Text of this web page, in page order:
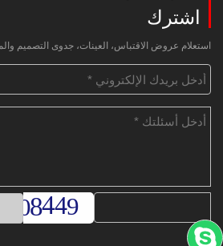
اشترك
استعلام عروض الاقتباس، العينات، جدوى التصميم